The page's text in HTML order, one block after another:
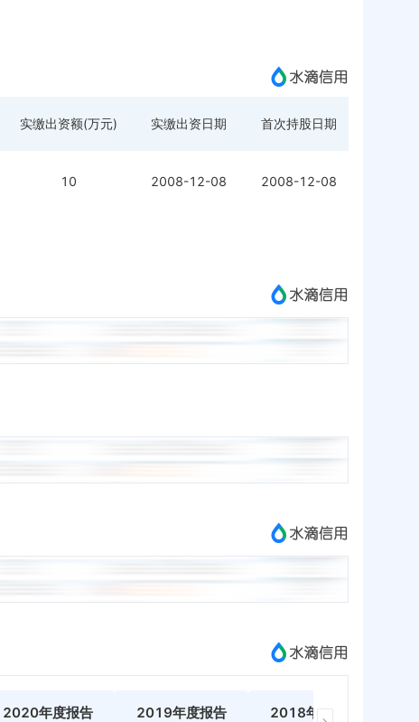
实缴出资额(万元) 实缴出资日期 首次持股日期
10 2008-12-08 2008-12-08
2020年度报告 2019年度报告 2018年度报告